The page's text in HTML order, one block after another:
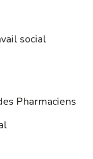
social
Pharmaciens